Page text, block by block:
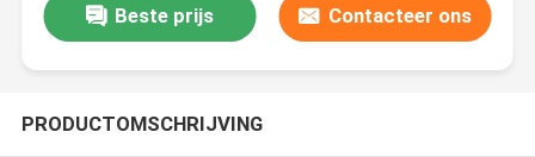
Beste prijs Contacteer ons
PRODUCTOMSCHRIJVING